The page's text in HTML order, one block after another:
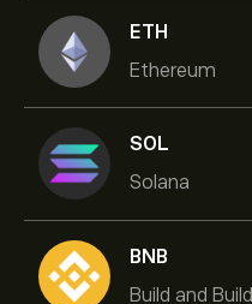
ETH
Ethereum
SOL
Solana
BNB
Build and Build